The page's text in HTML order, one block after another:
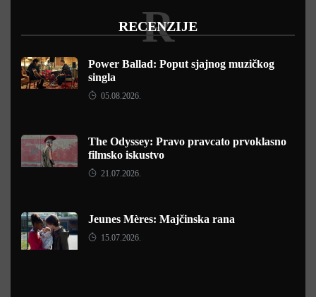
RECENZIJE
R
Power Ballad: Poput sjajnog muzičkog
singla
05.08.2026.
The Odyssey: Pravo pravcato prvoklasno
filmsko iskustvo
21.07.2026.
Jeunes Mères: Majčinska rana
15.07.2026.